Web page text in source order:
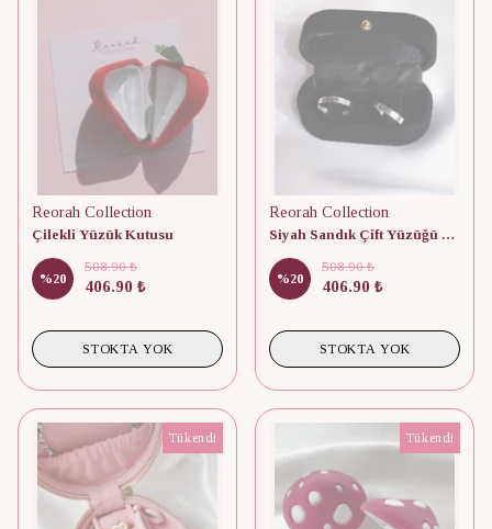
Reorah Collection
Çilekli Yüzük Kutusu
%20
508.90 ₺
406.90 ₺
STOKTA YOK
Reorah Collection
Siyah Sandık Çift Yüzüğü Kutusu (Yüzükler Dahil Değildir)
%20
508.90 ₺
406.90 ₺
STOKTA YOK
Tükendi Tükendi